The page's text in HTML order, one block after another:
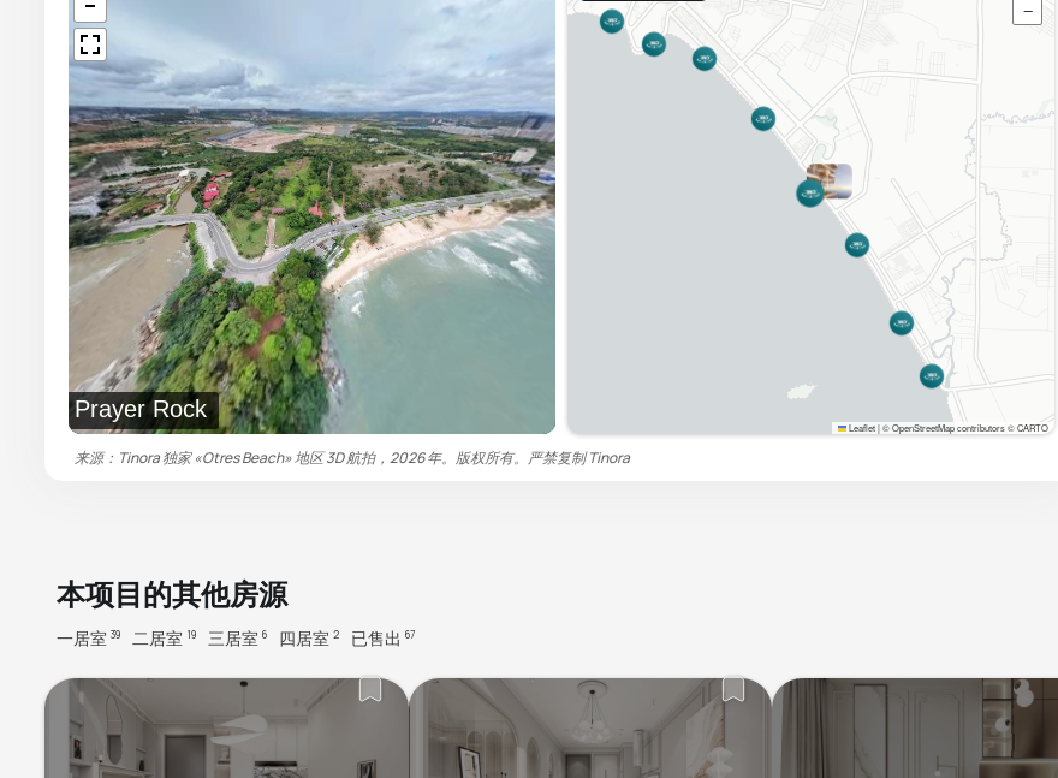
Prayer Rock
−
Leaflet|© OpenStreetMap contributors © CARTO
来源：Tinora 独家 «Otres Beach» 地区 3D 航拍，2026 年。版权所有。严禁复制Tinora
本项目的其他房源
一居室 39 二居室 19 三居室 6 四居室 2 已售出 67